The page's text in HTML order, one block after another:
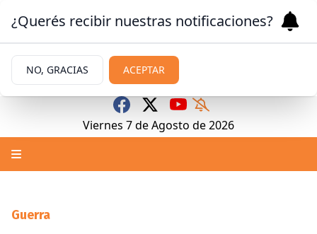
Viernes 7deAgosto de 2026
Guerra
¿Querés recibir nuestras notificaciones?
NO, GRACIAS ACEPTAR